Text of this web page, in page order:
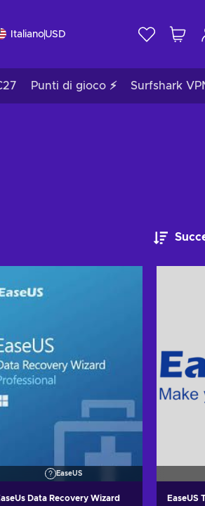
ItalianoUSD
Punti di gioco ⚡ Surfshark
EaseUS
Data Recovery Wizard
EaseUS